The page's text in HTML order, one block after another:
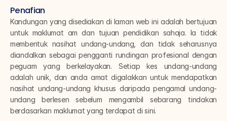
Penafian
Kandungan yang disediakan di laman web ini adalah bertujuan
untuk maklumat am dan tujuan pendidikan sahaja. Ia tidak
membentuk nasihat undang-undang, dan tidak seharusnya
diandalkan sebagai pengganti rundingan profesional dengan
peguam yang berkelayakan. Setiap kes undang-undang
adalah unik, dan anda amat digalakkan untuk mendapatkan
nasihat undang-undang khusus daripada pengamal undang-
undang berlesen sebelum mengambil sebarang tindakan
berdasarkan maklumat yang terdapat di sini.